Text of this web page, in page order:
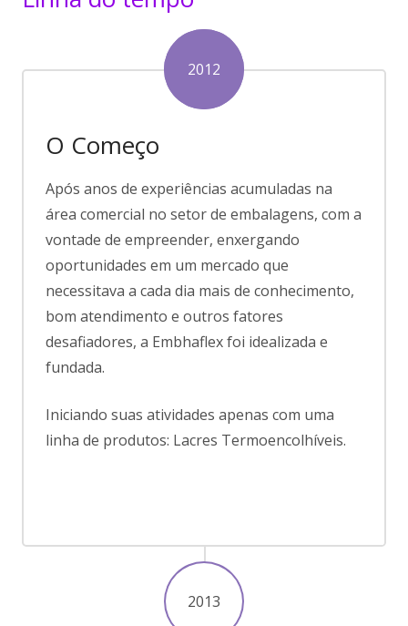
2012
O Começo
Após anos de experiências acumuladas na
área comercial no setor de embalagens, com a
vontade de empreender, enxergando
oportunidades em um mercado que
necessitava a cada dia mais de conhecimento,
bom atendimento e outros fatores
desafiadores, a Embhaflex foi idealizada e
fundada.
Iniciando suas atividades apenas com uma
linha de produtos: Lacres Termoencolhíveis.
2013